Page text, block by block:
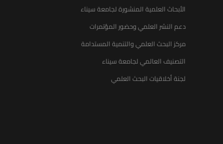
الأبحاث العلمية المنشورة لجامعة سيناء
دعم النشر العلمي وحضور المؤتمرات
مركز البحث العلمي والتنمية المستدامة
التصنيف العالمي لجامعة سيناء
لجنة أخلاقيات البحث العلمي